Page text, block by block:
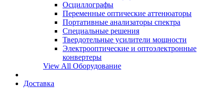
Осциллографы
Переменные оптические аттенюаторы
Портативные анализаторы спектра
Специальные решения
Твердотельные усилители мощности
Электрооптические и оптоэлектронные
конвертеры
View All Оборудование
Доставка